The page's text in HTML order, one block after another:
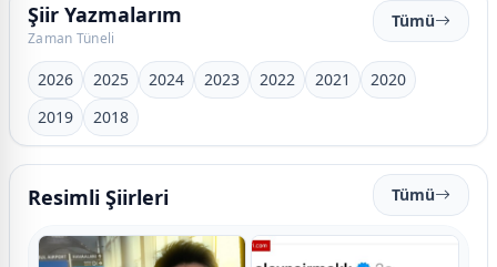
Şiir Yazmalarım
Zaman Tüneli
Tümü
2026 2025 2024 2023 2022 2021
2020
2019
2018
Resimli Şiirleri Tümü